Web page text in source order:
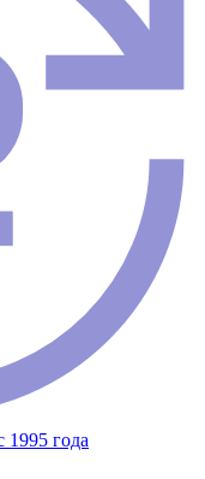
1995 года